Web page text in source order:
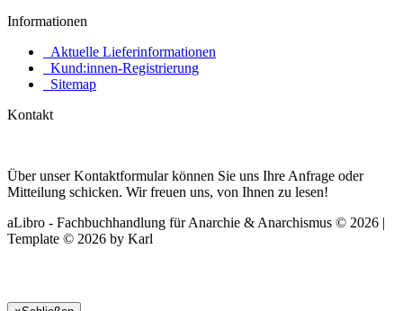
Informationen
Aktuelle Lieferinformationen
Kund:innen-Registrierung
Sitemap
Kontakt
Über unser Kontaktformular können Sie uns Ihre Anfrage oder
Mitteilung schicken. Wir freuen uns, von Ihnen zu lesen!
aLibro - Fachbuchhandlung für Anarchie & Anarchismus © 2026 |
Template © 2026 by Karl